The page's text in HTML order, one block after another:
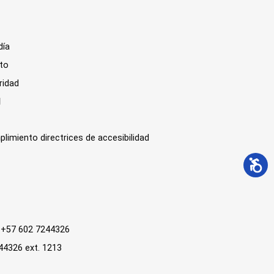
directrices de accesibilidad
602 7244326
ext. 1213